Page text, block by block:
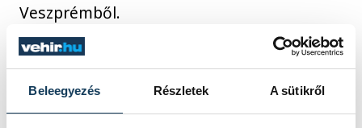
Beleegyezés Részletek A sütikről
Veszprémből.
Akik mélyebben is szeretnék megismerni a
várost, a Tourinform Veszprém
számos tematikus városnéző